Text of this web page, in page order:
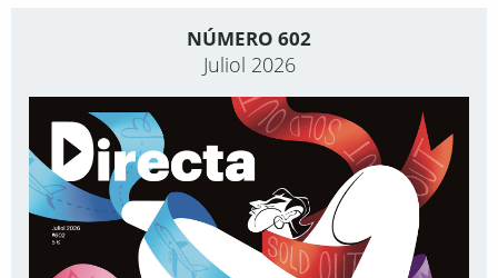
NÚMERO 602
Juliol 2026